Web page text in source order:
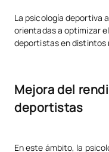
La psicología deportiva
orientadas a optimizar
deportistas en distintos
Mejora del
deportistas
En este ámbito, la